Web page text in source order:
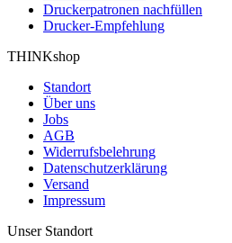
Druckerpatronen nachfüllen
Drucker-Empfehlung
THINKshop
Standort
Über uns
Jobs
AGB
Widerrufsbelehrung
Datenschutzerklärung
Versand
Impressum
Unser Standort